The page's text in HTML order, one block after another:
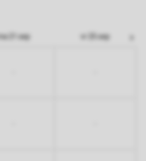
ma 21 sep vr 25 sep